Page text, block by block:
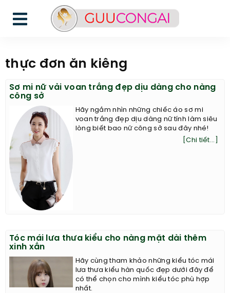
thực đơn ăn kiêng
Sơ mi nữ vải voan trắng đẹp dịu dàng cho nàng
công sở
Hãy ngắm nhìn những chiếc áo sơ mi
voan trắng đẹp dịu dàng nữ tính làm siêu
lòng biết bao nữ công sở sau đây nhé!
[Chi tiết...]
Tóc mái lưa thưa kiểu cho nàng mặt dài thêm
xinh xắn
Hãy cùng tham khảo những kiểu tóc mái
lưa thưa kiểu hàn quốc đẹp dưới đây để
có thể chọn cho mình kiểu tóc phù hợp
nhất.